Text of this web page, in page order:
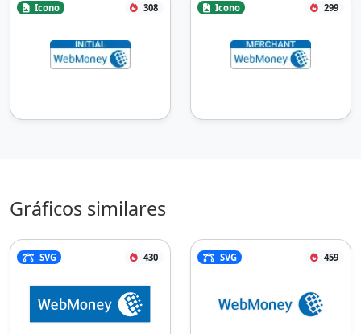
Icono 308 Icono 299
Gráficos similares
SVG 430 SVG 459